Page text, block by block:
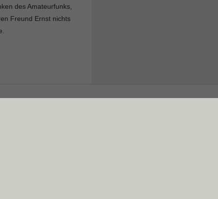
des Amateurfunks,
Freund Ernst nichts